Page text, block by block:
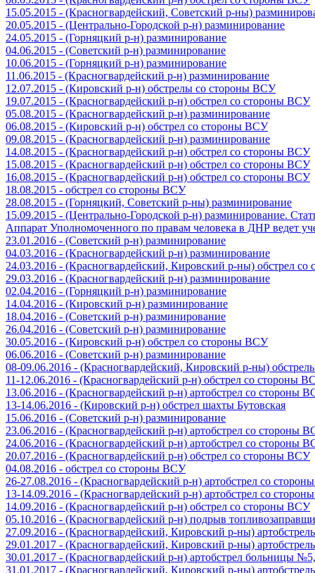
15.05.2015 - (Красногвардейский, Советский р-ны)
20.05.2015 - (Центрально-Городской р-н) разминирование
24.05.2015 - (Горняцкий р-н) разминирование
04.06.2015 - (Советский р-н) разминирование
10.06.2015 - (Горняцкий р-н) разминирование
11.06.2015 - (Красногвардейский р-н) разминирование
12.07.2015 - (Кировский р-н) обстрелы со стороны ВСУ
19.07.2015 - (Красногвардейский р-н) обстрел со стороны ВСУ
05.08.2015 - (Красногвардейский р-н) разминирование
06.08.2015 - (Кировский р-н) обстрел со стороны ВСУ
09.08.2015 - (Красногвардейский р-н) разминирование
14.08.2015 - (Красногвардейский р-н) обстрел со стороны ВСУ
15.08.2015 - (Красногвардейский р-н) обстрел со стороны ВСУ
16.08.2015 - (Красногвардейский р-н) обстрел со стороны ВСУ
18.08.2015 - обстрел со стороны ВСУ
28.08.2015 - (Горняцкий, Советский р-ны) разминирование
15.09.2015 - (Центрально-Городской р-н) разминирование.
Аппарат Уполномоченного по правам человека в ДНР ведет
23.01.2016 - (Советский р-н) разминирование
04.03.2016 - (Красногвардейский р-н) разминирование
24.03.2016 - (Красногвардейский, Кировский р-ны) обстрел
29.03.2016 - (Красногвардейский р-н) разминирование
02.04.2016 - (Горняцкий р-н) разминирование
14.04.2016 - (Кировский р-н) разминирование
18.04.2016 - (Советский р-н) разминирование
26.04.2016 - (Советский р-н) разминирование
30.05.2016 - (Кировский р-н) обстрел со стороны ВСУ
06.06.2016 - (Советский р-н) разминирование
08-09.06.2016 - (Красногвардейский, Кировский р-ны)
11-12.06.2016 - (Красногвардейский р-н) обстрел со стороны
13.06.2016 - (Красногвардейский р-н) артобстрел со стороны
13-14.06.2016 - (Кировский р-н) обстрел шахты Бутовская
15.06.2016 - (Советский р-н) разминирование
23.06.2016 - (Красногвардейский р-н) артобстрел со стороны
24.06.2016 - (Красногвардейский р-н) артобстрел со стороны
20.07.2016 - (Красногвардейский р-н) обстрел со стороны ВСУ
04.08.2016 - обстрел со стороны ВСУ
26-27.08.2016 - (Красногвардейский р-н) артобстрел со
13-14.09.2016 - (Красногвардейский р-н) артобстрел со
14.09.2016 - (Красногвардейский р-н) обстрел со стороны ВСУ
05.10.2016 - (Красногвардейский р-н) подрыв
27.09.2016 - (Красногвардейский, Кировский р-ны)
29.01.2017 - (Красногвардейский, Кировский р-ны)
30.01.2017 - (Красногвардейский р-н) артобстрел больницы
31.01.2017 - (Красногвардейский, Кировский р-ны)